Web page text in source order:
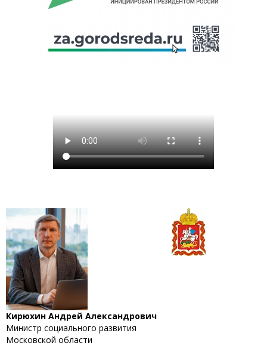
Кирюхин Андрей Александрович
Министр социального развития
Московской области